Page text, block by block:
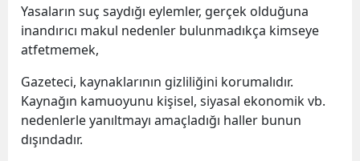
Yasaların suç saydığı eylemler, gerçek olduğuna
inandırıcı makul nedenler bulunmadıkça kimseye
atfetmemek,
Gazeteci, kaynaklarının gizliliğini korumalıdır.
Kaynağın kamuoyunu kişisel, siyasal ekonomik vb.
nedenlerle yanıltmayı amaçladığı haller bunun
dışındadır.